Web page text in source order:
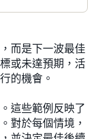
而是下一波最佳
或未達預期，活
的機會。
這些範例反映了
對於每個情境，